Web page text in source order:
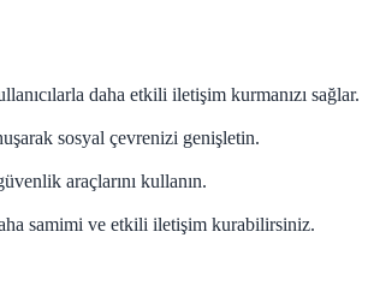
daha etkili iletişim kurmanızı sağlar.
sosyal çevrenizi genişletin.
araçlarını kullanın.
samimi ve etkili iletişim kurabilirsiniz.